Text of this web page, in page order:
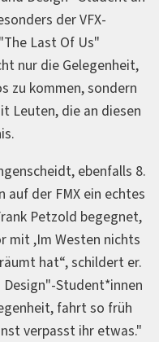
der VFX-
Last Of Us"
nur die Gelegenheit,
zu kommen, sondern
Leuten, die an diesen
ebenfalls 8.
auf der FMX ein echtes
Petzold begegnet,
mit ,Im Westen nichts
hat“, schildert er.
Student*innen
fahrt so früh
verpasst ihr etwas."